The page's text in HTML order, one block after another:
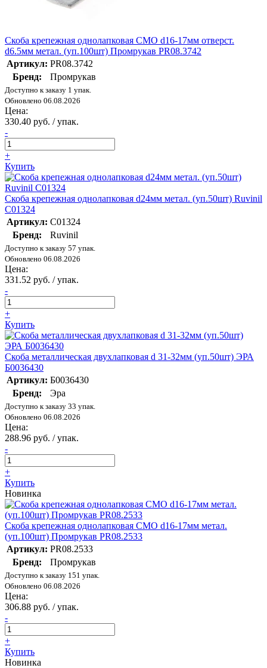
Скоба крепежная однолапковая СМО d16-17мм отверст.
d6.5мм метал. (уп.100шт) Промрукав PR08.3742
Артикул: PR08.3742
Бренд:
Промрукав
Доступно к заказу 1 упак.
Обновлено 06.08.2026
Цена:
330.40 руб. / упак.
-
+
Купить
Скоба крепежная однолапковая d24мм метал. (уп.50шт) Ruvinil
С01324
Артикул: С01324
Бренд:
Ruvinil
Доступно к заказу 57 упак.
Обновлено 06.08.2026
Цена:
331.52 руб. / упак.
-
+
Купить
Скоба металлическая двухлапковая d 31-32мм (уп.50шт) ЭРА
Б0036430
Артикул: Б0036430
Бренд:
Эра
Доступно к заказу 33 упак.
Обновлено 06.08.2026
Цена:
288.96 руб. / упак.
-
+
Купить
Новинка
Скоба крепежная однолапковая СМО d16-17мм метал.
(уп.100шт) Промрукав PR08.2533
Артикул: PR08.2533
Бренд:
Промрукав
Доступно к заказу 151 упак.
Обновлено 06.08.2026
Цена:
306.88 руб. / упак.
-
+
Купить
Новинка